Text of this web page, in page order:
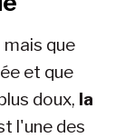
que
et que
doux, la
l'une des